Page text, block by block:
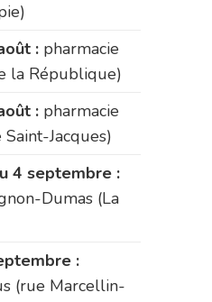
: pharmacie
la République)
: pharmacie
Jacques)
4 septembre :
Dumas (La
:
(rue Marcellin-